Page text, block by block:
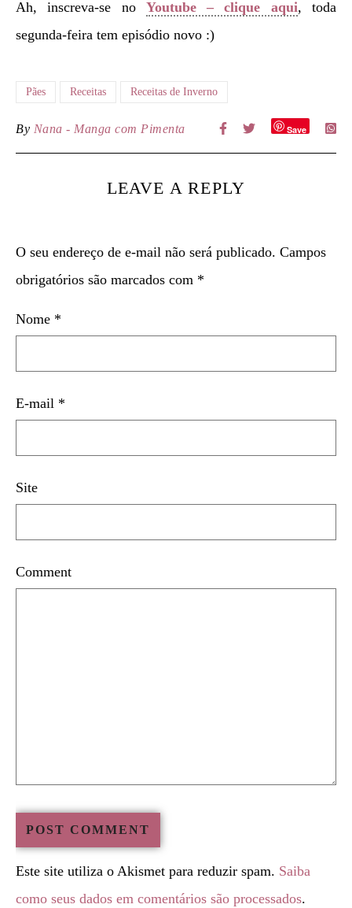
Ah, inscreva-se no Youtube – clique aqui, toda
segunda-feira tem episódio novo :)
Pães Receitas Receitas de Inverno
By Nana - Manga com Pimenta Save
LEAVE A REPLY
O seu endereço de e-mail não será publicado. Campos
obrigatórios são marcados com *
Nome *
E-mail *
Site
Comment
Este site utiliza o Akismet para reduzir spam. Saiba
como seus dados em comentários são processados.